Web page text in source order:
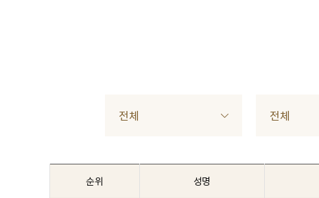
전체 전체
순위 성명